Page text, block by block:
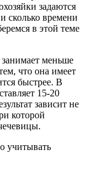
задаются
сколько времени
в этой теме
меньше
что она имеет
быстрее. В
15-20
зависит не
которой
учитывать